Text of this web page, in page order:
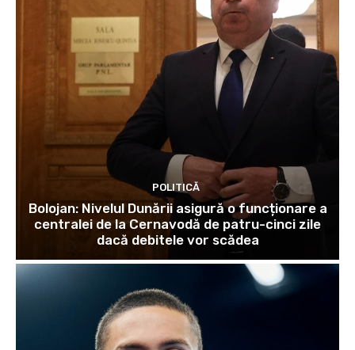
POLITICĂ
Bolojan: Nivelul Dunării asigură o funcționare a
centralei de la Cernavodă de patru-cinci zile
dacă debitele vor scădea